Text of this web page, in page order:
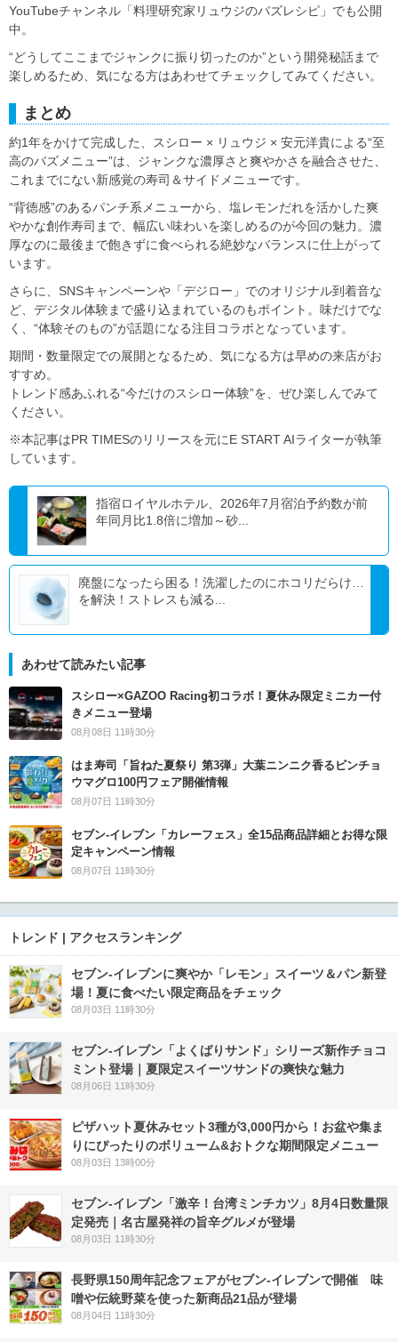
YouTubeチャンネル「料理研究家リュウジのバズレシピ」でも公開
中。
“どうしてここまでジャンクに振り切ったのか”という開発秘話まで
楽しめるため、気になる方はあわせてチェックしてみてください。
まとめ
約1年をかけて完成した、スシロー × リュウジ × 安元洋貴による“至
高のバズメニュー”は、ジャンクな濃厚さと爽やかさを融合させた、
これまでにない新感覚の寿司＆サイドメニューです。
“背徳感”のあるパンチ系メニューから、塩レモンだれを活かした爽
やかな創作寿司まで、幅広い味わいを楽しめるのが今回の魅力。濃
厚なのに最後まで飽きずに食べられる絶妙なバランスに仕上がって
います。
さらに、SNSキャンペーンや「デジロー」でのオリジナル到着音な
ど、デジタル体験まで盛り込まれているのもポイント。味だけでな
く、“体験そのもの”が話題になる注目コラボとなっています。
期間・数量限定での展開となるため、気になる方は早めの来店がお
すすめ。
トレンド感あふれる“今だけのスシロー体験”を、ぜひ楽しんでみて
ください。
※本記事はPR TIMESのリリースを元にE START AIライターが執筆
しています。
指宿ロイヤルホテル、2026年7月宿泊予約数が前
年同月比1.8倍に増加～砂...
廃盤になったら困る！洗濯したのにホコリだらけ…
を解決！ストレスも減る...
あわせて読みたい記事
スシロー×GAZOO Racing初コラボ！夏休み限定ミニカー付
きメニュー登場
08月08日 11時30分
はま寿司「旨ねた夏祭り 第3弾」大葉ニンニク香るビンチョ
ウマグロ100円フェア開催情報
08月07日 11時30分
セブン‐イレブン「カレーフェス」全15品商品詳細とお得な限
定キャンペーン情報
08月07日 11時30分
トレンド | アクセスランキング
セブン‐イレブンに爽やか「レモン」スイーツ＆パン新登
場！夏に食べたい限定商品をチェック
08月03日 11時30分
セブン‐イレブン「よくばりサンド」シリーズ新作チョコ
ミント登場｜夏限定スイーツサンドの爽快な魅力
08月06日 11時30分
ピザハット夏休みセット3種が3,000円から！お盆や集ま
りにぴったりのボリューム&おトクな期間限定メニュー
08月03日 13時00分
セブン-イレブン「激辛！台湾ミンチカツ」8月4日数量限
定発売｜名古屋発祥の旨辛グルメが登場
08月03日 11時30分
長野県150周年記念フェアがセブン-イレブンで開催 味
噌や伝統野菜を使った新商品21品が登場
08月04日 11時30分